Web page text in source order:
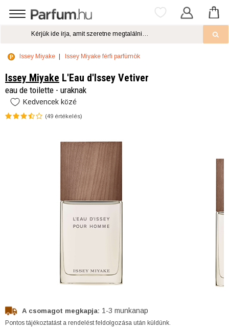
Issey Miyake Issey Miyake férfi parfümök
Issey Miyake L'Eau d'Issey Vetiver
eau de toilette - uraknak
Kedvencek közé
(49 értékelés)
A csomagot megkapja: 1-3 munkanap
Pontos tájékoztatást a rendelést feldolgozása után küldünk.